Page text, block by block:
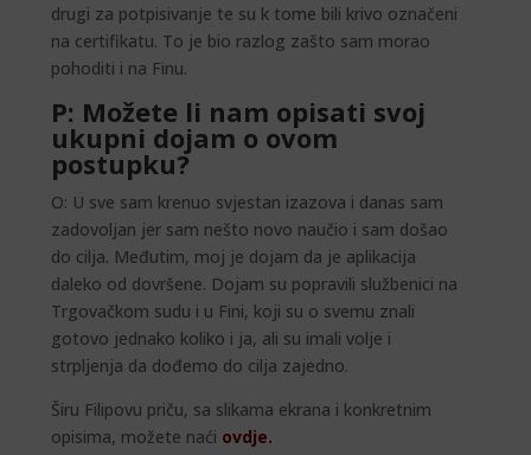
drugi za potpisivanje te su k tome bili krivo označeni
na certifikatu. To je bio razlog zašto sam morao
pohoditi i na Finu.
P: Možete li nam opisati svoj
ukupni dojam o ovom
postupku?
O: U sve sam krenuo svjestan izazova i danas sam
zadovoljan jer sam nešto novo naučio i sam došao
do cilja. Međutim, moj je dojam da je aplikacija
daleko od dovršene. Dojam su popravili službenici na
Trgovačkom sudu i u Fini, koji su o svemu znali
gotovo jednako koliko i ja, ali su imali volje i
strpljenja da dođemo do cilja zajedno.
Širu Filipovu priču, sa slikama ekrana i konkretnim
opisima, možete naći ovdje.